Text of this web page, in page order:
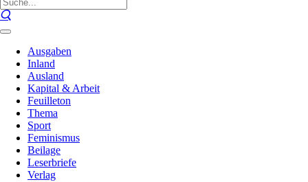
Ausgaben
Inland
Ausland
Kapital & Arbeit
Feuilleton
Thema
Sport
Feminismus
Beilage
Leserbriefe
Verlag